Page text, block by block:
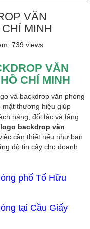
VĂN
MINH
739 views
VĂN
CHÍ MINH
và backdrop văn phòng
mặt thương hiệu giúp
hàng, đối tác và tăng
backdrop văn
cần thiết nếu như bạn
độ tin cậy cho doanh
phố Tố Hữu
tại Cầu Giấy